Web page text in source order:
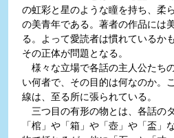
の虹彩と星のような瞳を持ち、柔
の美青年である。著者の作品には
る。よって愛読者は慣れているか
その正体が問題となる。
様々な立場で各話の主人公たち
い何者で、その目的は何なのか。
線は、至る所に張られている。
三つ目の有形の物とは、各話の
「棺」や「箱」や「壺」や「盃」